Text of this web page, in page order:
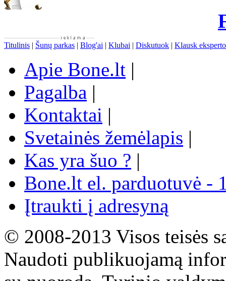
Titulinis | Šunų parkas | Blog'ai | Klubai | Diskutuok | Klausk eksperto
Apie Bone.lt |
Pagalba |
Kontaktai |
Svetainės žemėlapis |
Kas yra šuo ? |
Bone.lt el. parduotuvė -
Įtraukti į adresyną
© 2008-2013 Visos teisės
Naudoti publikuojamą